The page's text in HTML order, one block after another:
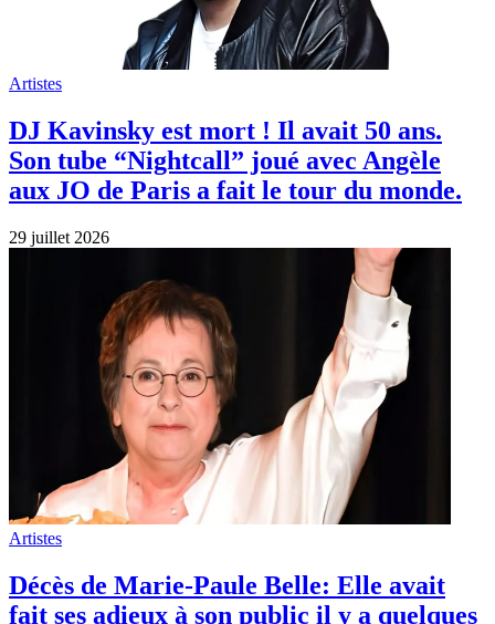
Artistes
Décès de Marie-Paule Belle: Elle avait
fait ses adieux à son public il y a quelques
semaines…
28 juillet 2026
Années 70
Joyeux anniversaire à Isabelle Aubret née
le 27 juillet 1938 à Lille.